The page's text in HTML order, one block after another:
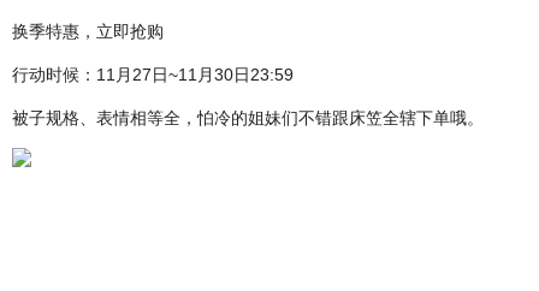
换季特惠，立即抢购
行动时候：11月27日~11月30日23:59
被子规格、表情相等全，怕冷的姐妹们不错跟床笠全辖下单哦。